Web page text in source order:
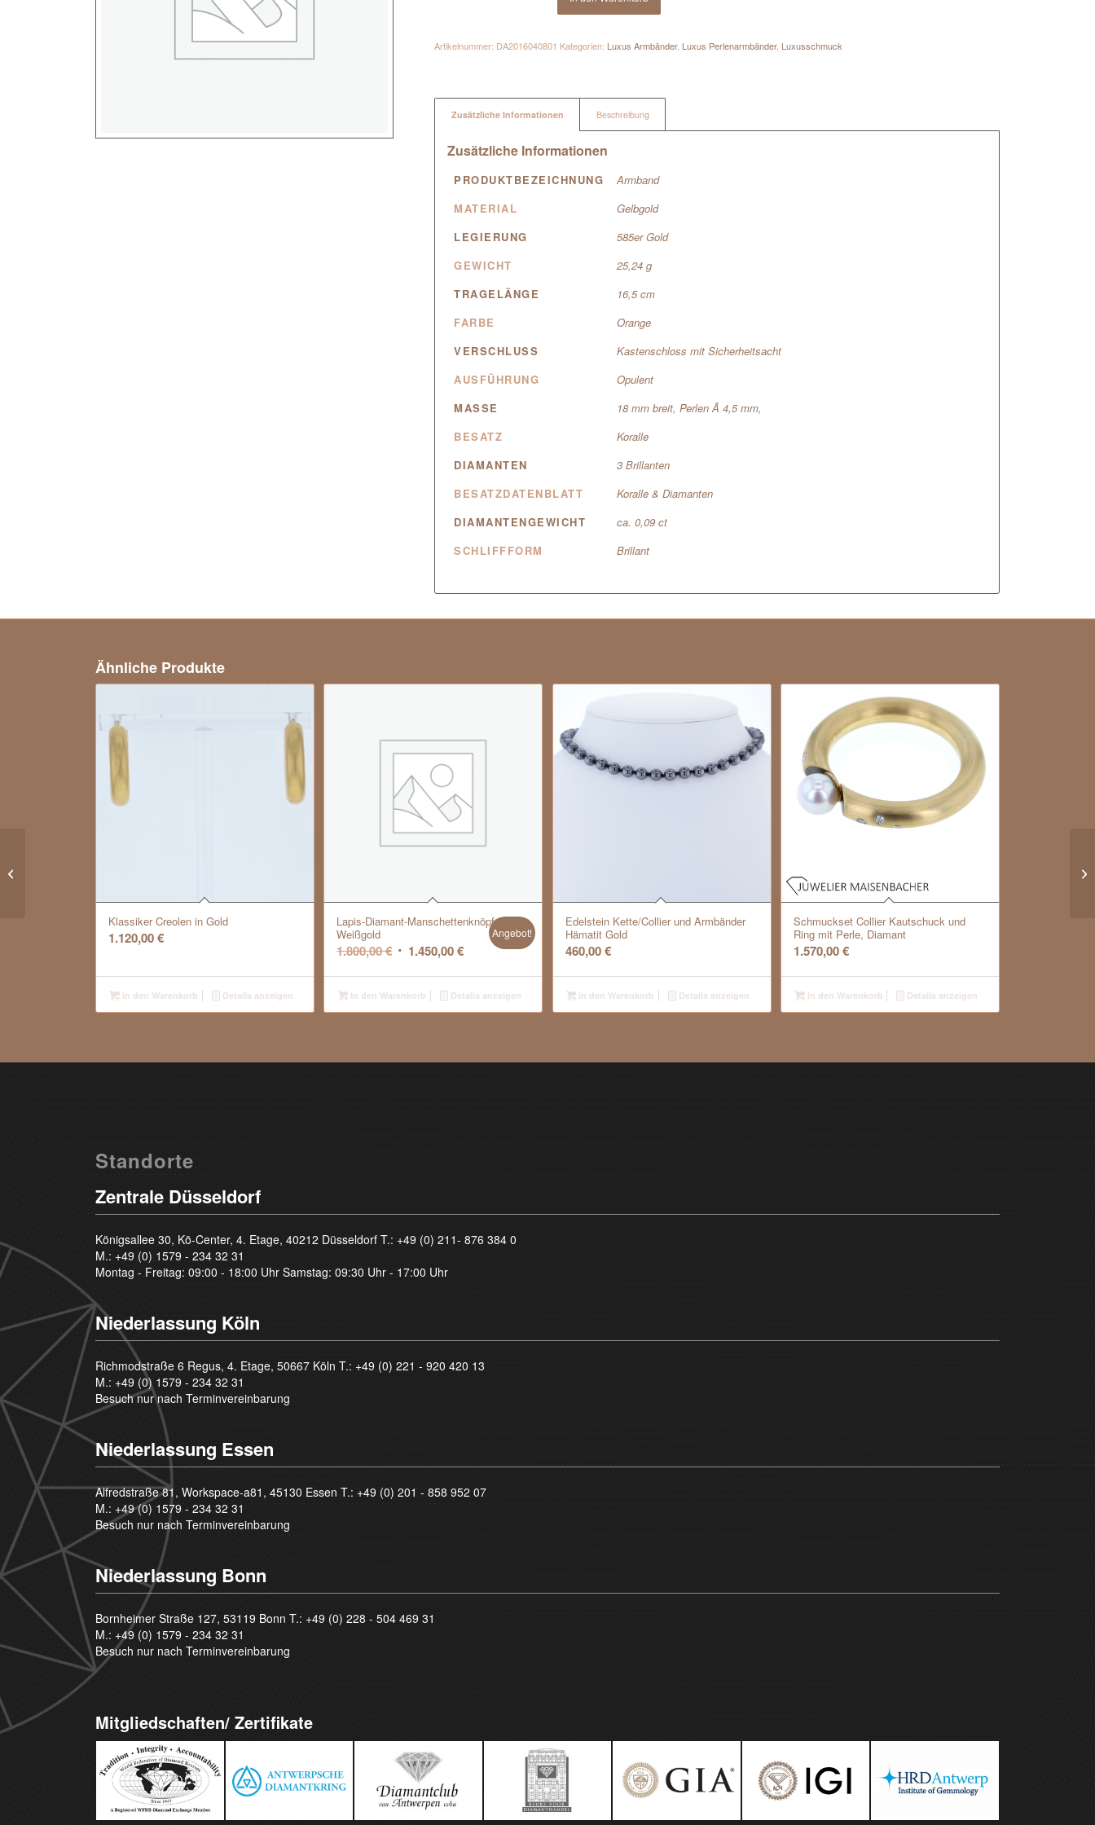
Artikelnummer: DA2016040801 Kategorien: Luxus Armbänder, Luxus Perlenarmbänder, Luxusschmuck
Zusätzliche Informationen Beschreibung
Zusätzliche Informationen
PRODUKTBEZEICHNUNG
Armband
MATERIAL
Gelbgold
LEGIERUNG
585er Gold
GEWICHT
25,24 g
TRAGELÄNGE
16,5 cm
FARBE
Orange
VERSCHLUSS
Kastenschloss mit Sicherheitsacht
AUSFÜHRUNG
Opulent
MASSE
18 mm breit, Perlen Ã 4,5 mm,
BESATZ
Koralle
DIAMANTEN
3 Brillanten
BESATZDATENBLATT
Koralle & Diamanten
DIAMANTENGEWICHT
ca. 0,09 ct
SCHLIFFFORM
Brillant
Ähnliche Produkte
Klassiker Creolen in Gold
1.120,00€
In den Warenkorb Details anzeigen
Lapis-Diamant-Manschettenknöpfe,
Weißgold
1.800,00€ Ursprünglicher
war:
1.800,00 €
1.450,00€Aktueller
ist:
1.450,00 €.
Angebot!
In den Warenkorb Details anzeigen
Edelstein Kette/Collier und Armbänder
Hämatit Gold
460,00€
In den Warenkorb Details anzeigen
Schmuckset Collier Kautschuck und
Ring mit Perle, Diamant
1.570,00€
In den Warenkorb Details anzeigen
Standorte
Zentrale Düsseldorf
Königsallee 30, Kö-Center, 4. Etage, 40212 Düsseldorf T.: +49 (0) 211- 876 384 0
M.: +49 (0) 1579 - 234 32 31
Montag - Freitag: 09:00 - 18:00 Uhr Samstag: 09:30 Uhr - 17:00 Uhr
Niederlassung Köln
Richmodstraße 6 Regus, 4. Etage, 50667 Köln T.: +49 (0) 221 - 920 420 13
M.: +49 (0) 1579 - 234 32 31
Besuch nur nach Terminvereinbarung
Niederlassung Essen
Alfredstraße 81, Workspace-a81, 45130 Essen T.: +49 (0) 201 - 858 952 07
M.: +49 (0) 1579 - 234 32 31
Besuch nur nach Terminvereinbarung
Niederlassung Bonn
Bornheimer Straße 127, 53119 Bonn T.: +49 (0) 228 - 504 469 31
M.: +49 (0) 1579 - 234 32 31
Besuch nur nach Terminvereinbarung
Mitgliedschaften/ Zertifikate